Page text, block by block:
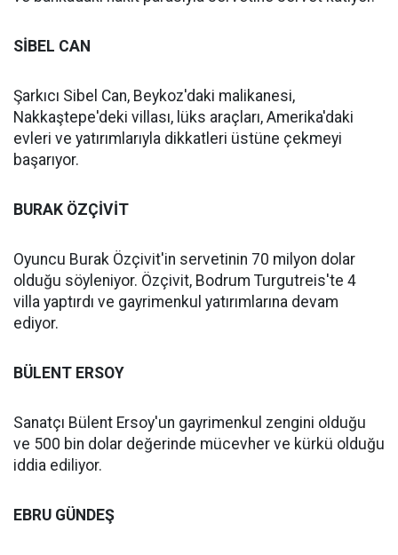
SİBEL CAN
Şarkıcı Sibel Can, Beykoz'daki malikanesi,
Nakkaştepe'deki villası, lüks araçları, Amerika'daki
evleri ve yatırımlarıyla dikkatleri üstüne çekmeyi
başarıyor.
BURAK ÖZÇİVİT
Oyuncu Burak Özçivit'in servetinin 70 milyon dolar
olduğu söyleniyor. Özçivit, Bodrum Turgutreis'te 4
villa yaptırdı ve gayrimenkul yatırımlarına devam
ediyor.
BÜLENT ERSOY
Sanatçı Bülent Ersoy'un gayrimenkul zengini olduğu
ve 500 bin dolar değerinde mücevher ve kürkü olduğu
iddia ediliyor.
EBRU GÜNDEŞ